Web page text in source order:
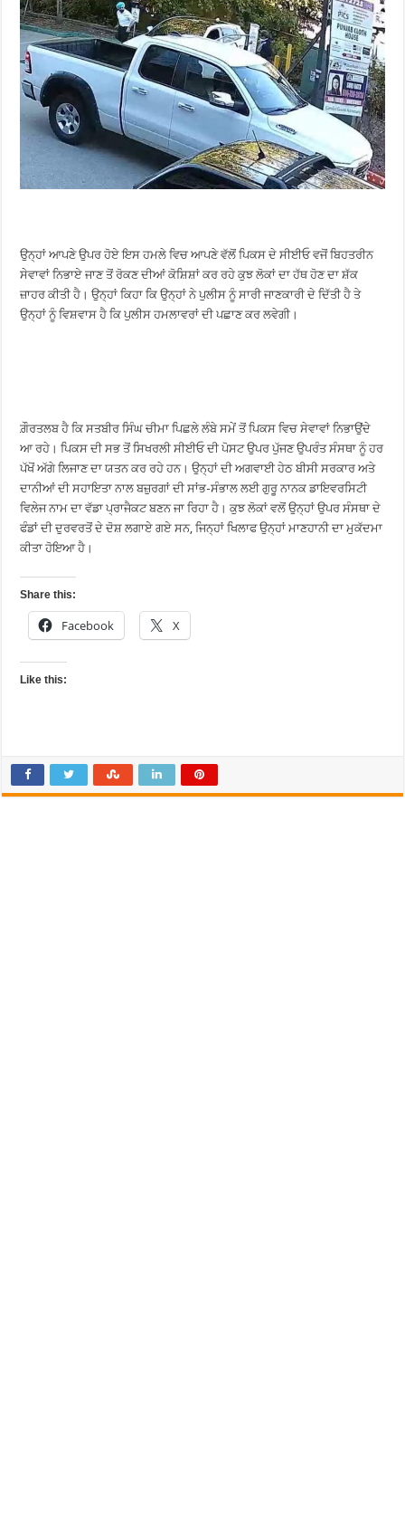
ਉਨ੍ਹਾਂ ਆਪਣੇ ਉਪਰ ਹੋਏ ਇਸ ਹਮਲੇ ਵਿਚ ਆਪਣੇ ਵੱਲੋਂ ਪਿਕਸ ਦੇ ਸੀਈਓ ਵਜੋਂ ਬਿਹਤਰੀਨ
ਸੇਵਾਵਾਂ ਨਿਭਾਏ ਜਾਣ ਤੋਂ ਰੋਕਣ ਦੀਆਂ ਕੋਸ਼ਿਸ਼ਾਂ ਕਰ ਰਹੇ ਕੁਝ ਲੋਕਾਂ ਦਾ ਹੱਥ ਹੋਣ ਦਾ ਸ਼ੱਕ
ਜ਼ਾਹਰ ਕੀਤੀ ਹੈ। ਉਨ੍ਹਾਂ ਕਿਹਾ ਕਿ ਉਨ੍ਹਾਂ ਨੇ ਪੁਲੀਸ ਨੂੰ ਸਾਰੀ ਜਾਣਕਾਰੀ ਦੇ ਦਿੱਤੀ ਹੈ ਤੇ
ਉਨ੍ਹਾਂ ਨੂੰ ਵਿਸ਼ਵਾਸ ਹੈ ਕਿ ਪੁਲੀਸ ਹਮਲਾਵਰਾਂ ਦੀ ਪਛਾਣ ਕਰ ਲਵੇਗੀ।
ਗ਼ੌਰਤਲਬ ਹੈ ਕਿ ਸਤਬੀਰ ਸਿੰਘ ਚੀਮਾ ਪਿਛਲੇ ਲੰਬੇ ਸਮੇਂ ਤੋਂ ਪਿਕਸ ਵਿਚ ਸੇਵਾਵਾਂ ਨਿਭਾਉਂਦੇ
ਆ ਰਹੇ। ਪਿਕਸ ਦੀ ਸਭ ਤੋਂ ਸਿਖਰਲੀ ਸੀਈਓ ਦੀ ਪੋਸਟ ਉਪਰ ਪੁੱਜਣ ਉਪਰੰਤ ਸੰਸਥਾ ਨੂੰ ਹਰ
ਪੱਖੋਂ ਅੱਗੇ ਲਿਜਾਣ ਦਾ ਯਤਨ ਕਰ ਰਹੇ ਹਨ। ਉਨ੍ਹਾਂ ਦੀ ਅਗਵਾਈ ਹੇਠ ਬੀਸੀ ਸਰਕਾਰ ਅਤੇ
ਦਾਨੀਆਂ ਦੀ ਸਹਾਇਤਾ ਨਾਲ ਬਜ਼ੁਰਗਾਂ ਦੀ ਸਾਂਭ-ਸੰਭਾਲ ਲਈ ਗੁਰੂ ਨਾਨਕ ਡਾਇਵਰਸਿਟੀ
ਵਿਲੇਜ ਨਾਮ ਦਾ ਵੱਡਾ ਪ੍ਰਾਜੈਕਟ ਬਣਨ ਜਾ ਰਿਹਾ ਹੈ। ਕੁਝ ਲੋਕਾਂ ਵਲੋਂ ਉਨ੍ਹਾਂ ਉਪਰ ਸੰਸਥਾ ਦੇ
ਫੰਡਾਂ ਦੀ ਦੁਰਵਰਤੋਂ ਦੇ ਦੋਸ਼ ਲਗਾਏ ਗਏ ਸਨ, ਜਿਨ੍ਹਾਂ ਖਿਲਾਫ ਉਨ੍ਹਾਂ ਮਾਣਹਾਨੀ ਦਾ ਮੁਕੱਦਮਾ
ਕੀਤਾ ਹੋਇਆ ਹੈ।
Share this:
Facebook X
Like this: